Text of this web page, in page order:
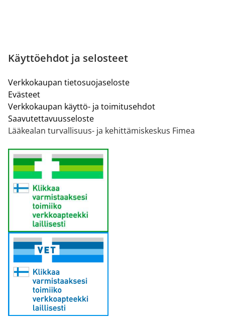
Käyttöehdot ja selosteet
Verkkokaupan tietosuojaseloste
Evästeet
Verkkokaupan käyttö- ja toimitusehdot
Saavutettavuusseloste
Lääkealan turvallisuus- ja kehittämiskeskus Fimea